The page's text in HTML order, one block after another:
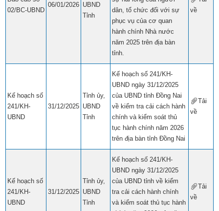
02/BC-UBND
06/01/2026 UBND
Tỉnh
dân, tổ chức đối với sự
phục vụ của cơ quan
hành chính Nhà nước
năm 2025 trên địa bàn
tỉnh.
về
Kế hoạch số
241/KH-
UBND
31/12/2025
Tỉnh ủy,
UBND
Tỉnh
Kế hoạch số 241/KH-
UBND ngày 31/12/2025
của UBND tỉnh Đồng Nai
về kiểm tra cải cách hành
chính và kiểm soát thủ
tục hành chính năm 2026
trên địa bàn tỉnh Đồng Nai
Tải
về
Kế hoạch số
241/KH-
UBND
31/12/2025
Tỉnh ủy,
UBND
Tỉnh
Kế hoạch số 241/KH-
UBND ngày 31/12/2025
của UBND tỉnh về kiểm
tra cải cách hành chính
và kiểm soát thủ tục hành
Tải
về